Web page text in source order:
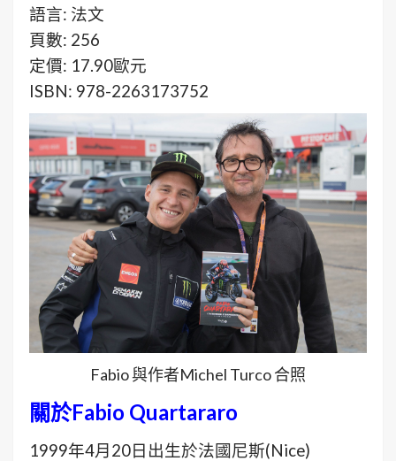
語言: 法文
頁數: 256
定價: 17.90歐元
ISBN: 978-2263173752
Fabio 與作者Michel Turco 合照
關於Fabio Quartararo
1999年4月20日出生於法國尼斯(Nice)